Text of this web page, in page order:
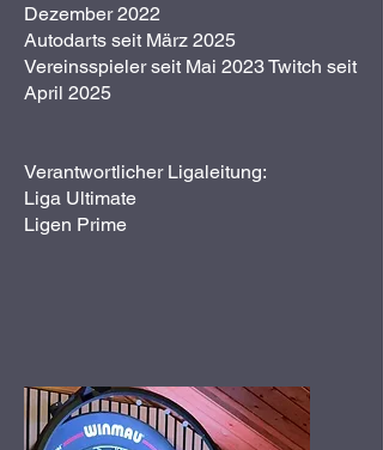
Dezember 2022
Autodarts seit März 2025
Vereinsspieler seit Mai 2023 Twitch seit
April 2025
Verantwortlicher Ligaleitung:
Liga Ultimate
Ligen Prime